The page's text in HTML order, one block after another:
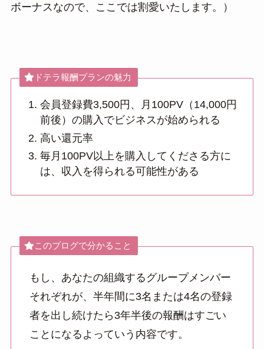
ボーナスなので、ここでは割愛いたします。）
ドテラ報酬プランの魅力
会員登録費3,500円、月100PV（14,000円
前後）の購入でビジネスが始められる
高い還元率
毎月100PV以上を購入してくださる方に
は、収入を得られる可能性がある
このブログで分かること
もし、あなたの組織するグループメンバー
それぞれが、半年間に3名または4名の登録
者を出し続けたら 3年半後の報酬はすごい
ことになるよっていう内容です。